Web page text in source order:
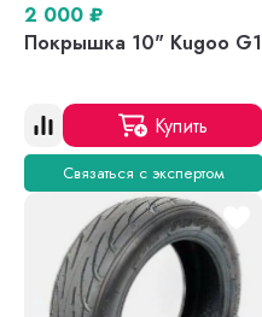
2 000 ₽
Покрышка 10" Kugoo G1
Купить
Связаться с экспертом